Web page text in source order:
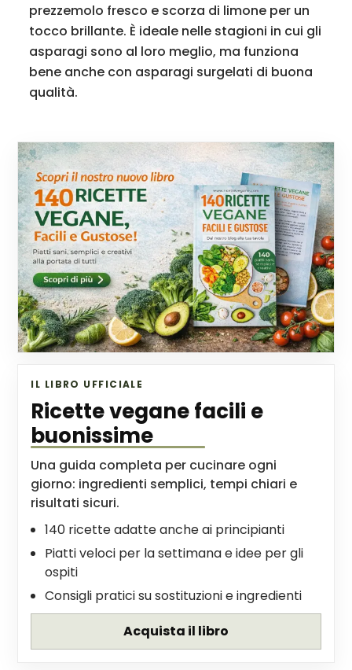
prezzemolo fresco e scorza di limone per un
tocco brillante. È ideale nelle stagioni in cui gli
asparagi sono al loro meglio, ma funziona
bene anche con asparagi surgelati di buona
qualità.
IL LIBRO UFFICIALE
Ricette vegane facili e
buonissime
Una guida completa per cucinare ogni
giorno: ingredienti semplici, tempi chiari e
risultati sicuri.
140 ricette adatte anche ai principianti
Piatti veloci per la settimana e idee per gli
ospiti
Consigli pratici su sostituzioni e ingredienti
Acquista il libro